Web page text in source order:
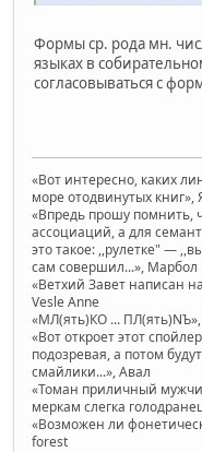
Формы ср. рода мн.
языках в
согласовываться с
«Вот интересно, каких
море отодвинутых
«Впредь прошу помнить,
ассоциаций, а для
это такое: ,,рулетке" —
сам совершил...», Марбол
«Ветхий Завет написан
Vesle Anne
«МЛ(ять)КО ... ПЛ(ять)NЪ»,
«Вот откроет этот
подозревая, а потом
смайлики...», Авал
«Томан приличный
меркам слегка
«Возможен ли
forest